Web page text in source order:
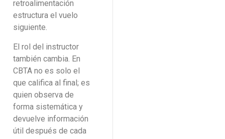
retroalimentación
estructura el vuelo
siguiente.
El rol del instructor
también cambia. En
CBTA no es solo el
que califica al final; es
quien observa de
forma sistemática y
devuelve información
útil después de cada